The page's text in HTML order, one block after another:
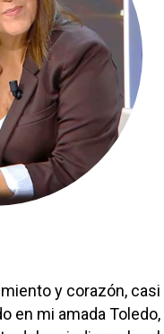
y corazón, casi
en mi amada
La
Toledo
Ciudad Real
Albacete
Cuenca